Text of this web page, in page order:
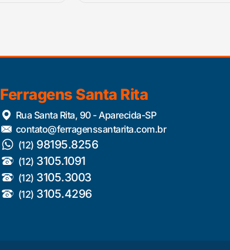
Ferragens Santa Rita
Rua Santa Rita, 90 - Aparecida-SP
contato@ferragenssantarita.com.br
(12) 98195.8256
(12) 3105.1091
(12) 3105.3003
(12) 3105.4296